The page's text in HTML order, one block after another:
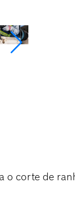
o corte de